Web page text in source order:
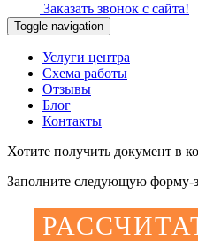
Заказать звонок с сайта!
Toggle navigation
Услуги центра
Схема работы
Отзывы
Блог
Контакты
Хотите получить документ в
Заполните следующую форму-